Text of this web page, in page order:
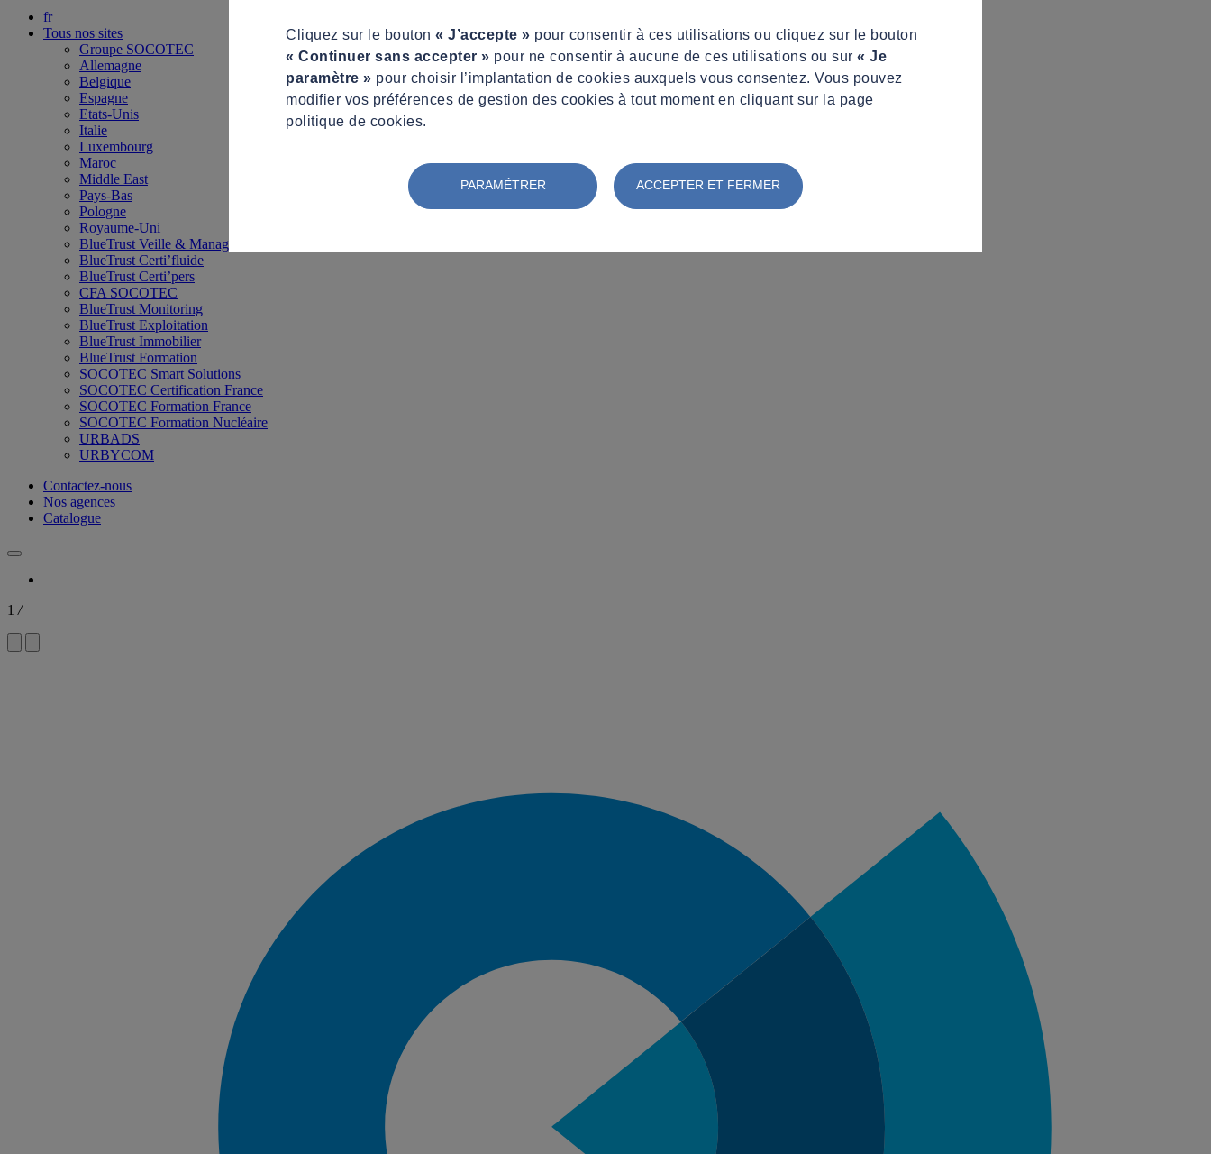
fr
Tous nos sites
Groupe SOCOTEC
Allemagne
Belgique
Espagne
Etats-Unis
Italie
Luxembourg
Maroc
Middle East
Pays-Bas
Pologne
Royaume-Uni
BlueTrust Veille & Management
BlueTrust Certi’fluide
BlueTrust Certi’pers
CFA SOCOTEC
BlueTrust Monitoring
BlueTrust Exploitation
BlueTrust Immobilier
BlueTrust Formation
SOCOTEC Smart Solutions
SOCOTEC Certification France
SOCOTEC Formation France
SOCOTEC Formation Nucléaire
URBADS
URBYCOM
Contactez-nous
Nos agences
Catalogue
1 /
Cliquez sur le bouton « J’accepte » pour consentir à ces utilisations ou cliquez sur le bouton
« Continuer sans accepter » pour ne consentir à aucune de ces utilisations ou sur « Je
paramètre » pour choisir l’implantation de cookies auxquels vous consentez. Vous pouvez
modifier vos préférences de gestion des cookies à tout moment en cliquant sur la page
politique de cookies.
PARAMÉTRER ACCEPTER ET FERMER